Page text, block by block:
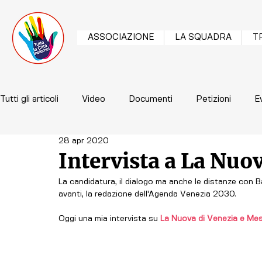
ASSOCIAZIONE LA SQUADRA
Tutti gli articoli Video Documenti Petizioni
Intervista a La
28 apr 2020
La candidatura, il dialogo ma anche le distanze
avanti, la redazione dell'Agenda Venezia 2030.
Oggi una mia intervista su La Nuova di Venezia e